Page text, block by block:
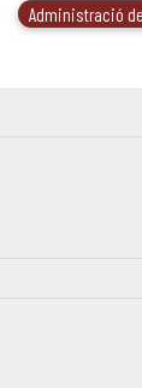
Administració